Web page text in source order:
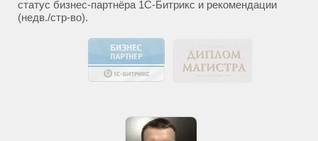
статус бизнес-партнёра 1С-Битрикс и рекомендации
(недв./стр-во).